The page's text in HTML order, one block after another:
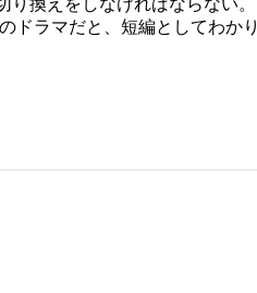
換えをしなければならない。
ドラマだと、短編としてわかり